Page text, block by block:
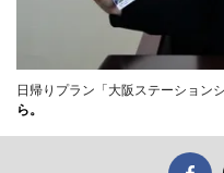
日帰りプラン「大阪ステーション
ら。